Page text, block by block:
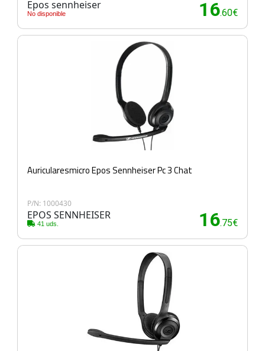
Epos sennheiser
No disponible 16.60€
Auricularesmicro Epos Sennheiser Pc 3 Chat
P/N: 1000430
EPOS SENNHEISER
41 uds. 16.75€